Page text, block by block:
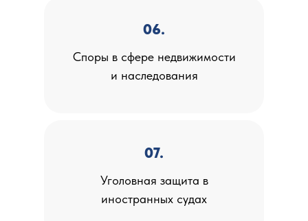
Уголовная защита в
иностранных судах
Споры в сфере недвижимости
и наследования
07.
06.